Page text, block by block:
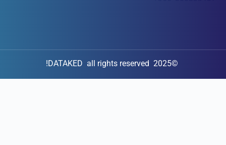
©2025 DATAKED all rights reserved!